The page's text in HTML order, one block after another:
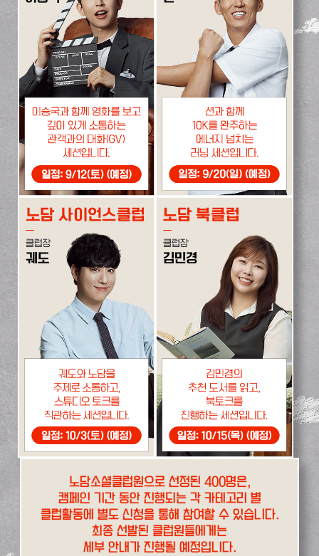
노담소셜클럽원으로 선정된 400명은,
캠페인 기간 동안 진행되는 각 카테고리 별
클럽활동에 별도 신청을 통해 참여할 수 있습니다.
최종 선발된 클럽원들에게는
세부 안내가 진행될 예정입니다.